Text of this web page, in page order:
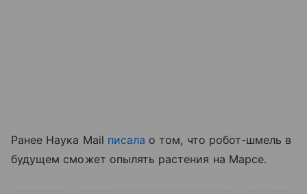
Ранее Наука Mail писала о том, что робот-шмель в
будущем сможет опылять растения на Марсе.